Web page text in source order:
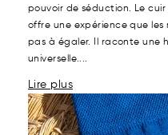
pouvoir de séduction. Le
offre une expérience que les
pas à égaler. Il raconte une
universelle....
Lire plus